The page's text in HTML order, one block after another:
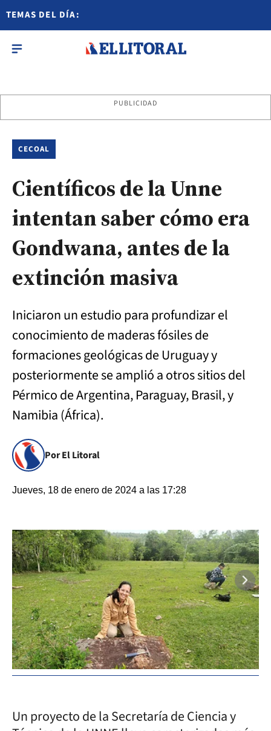
TEMAS DEL DÍA:
PUBLICIDAD
CECOAL
Científicos de la Unne
intentan saber cómo era
Gondwana, antes de la
extinción masiva
Iniciaron un estudio para profundizar el
conocimiento de maderas fósiles de
formaciones geológicas de Uruguay y
posteriormente se amplió a otros sitios del
Pérmico de Argentina, Paraguay, Brasil, y
Namibia (África).
Por El Litoral
Jueves, 18 de enero de 2024 a las 17:28
Un proyecto de la Secretaría de Ciencia y